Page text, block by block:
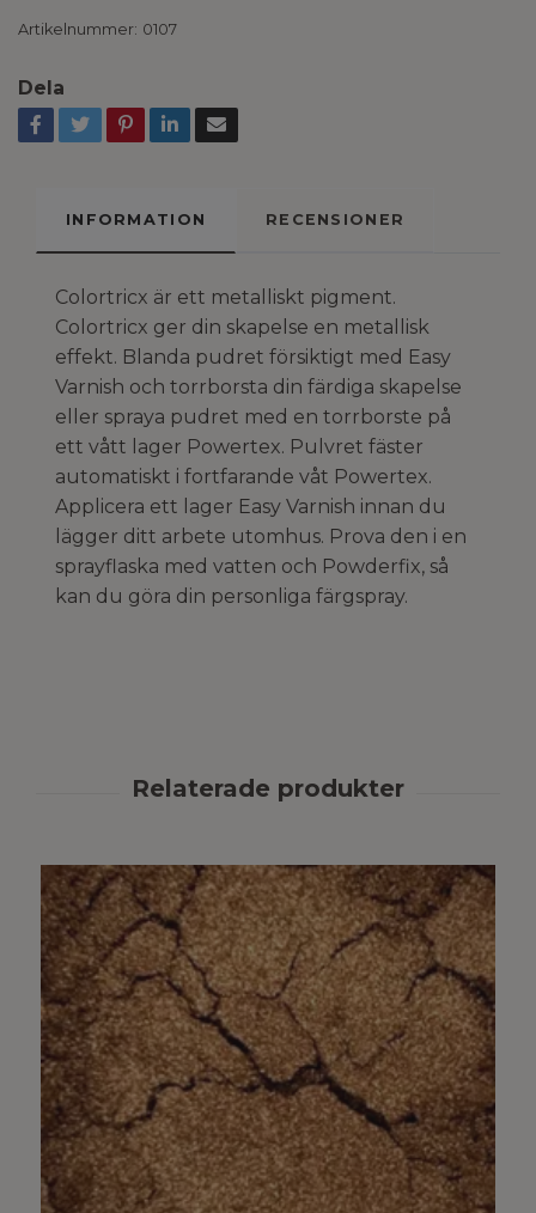
Artikelnummer: 0107
Dela
INFORMATION RECENSIONER
Colortricx är ett metalliskt pigment.
Colortricx ger din skapelse en metallisk
effekt. Blanda pudret försiktigt med Easy
Varnish och torrborsta din färdiga skapelse
eller spraya pudret med en torrborste på
ett vått lager Powertex. Pulvret fäster
automatiskt i fortfarande våt Powertex.
Applicera ett lager Easy Varnish innan du
lägger ditt arbete utomhus. Prova den i en
sprayflaska med vatten och Powderfix, så
kan du göra din personliga färgspray.